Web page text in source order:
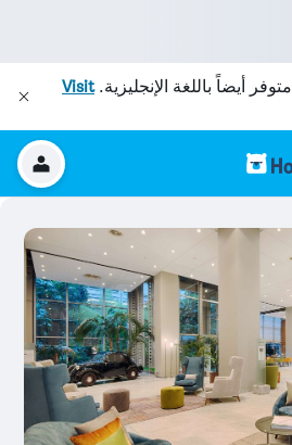
متوفر أيضاً باللغة الإنجليزية.Visit